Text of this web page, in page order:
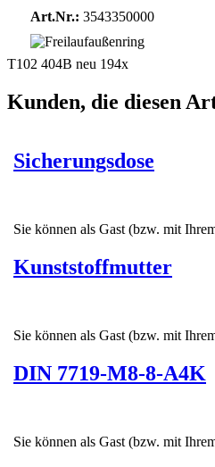
Art.Nr.: 3543350000
T102 404B neu 194x
Kunden, die diesen
Sicherungsdose
Sie können als Gast (bzw. mit
Kunststoffmutter
Sie können als Gast (bzw. mit
DIN 7719-M8-8-A4K
Sie können als Gast (bzw. mit